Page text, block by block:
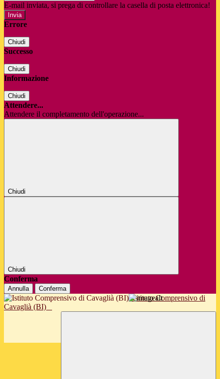
E-mail inviata, si prega di controllare la casella di posta elettronica!
Errore
Chiudi
Successo
Chiudi
Informazione
Chiudi
Attendere...
Attendere il completamento dell'operazione...
Chiudi
Chiudi
Conferma
Annulla Conferma
Istituto Comprensivo di
Cavaglià (BI)